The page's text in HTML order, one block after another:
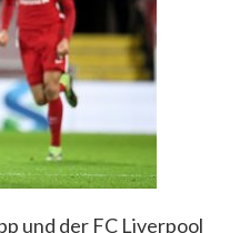
und der FC Liverpool